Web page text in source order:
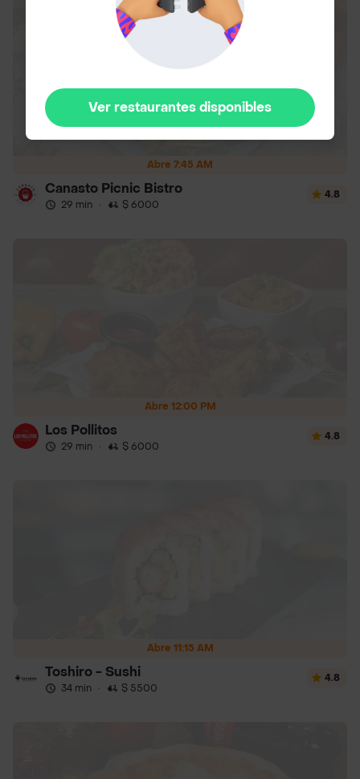
Abre 7:45 AM
Canasto Picnic Bistro
29 min · $ 6000
4.8
Abre 12:00 PM
Los Pollitos
29 min · $ 6000
4.8
Abre 11:15 AM
Toshiro - Sushi
34 min · $ 5500
4.8
Ver restaurantes disponibles